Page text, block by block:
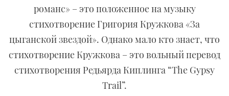
романс» – это положенное на музыку
стихотворение Григория Кружкова «За
цыганской звездой». Однако мало кто знает, что
стихотворение Кружкова – это вольный перевод
стихотворения Редьярда Киплинга “The Gypsy
Trail”.